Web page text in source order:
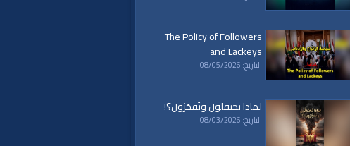
al waqiah
|
al waqiaa
|
al waqia سياسة حكم
how to
|
economy
|
politics
islam
The Policy of Followers
and Lackeys
التاريخ: 08/05/2026
لماذا تحتفلون وتَفجُرُون؟!
التاريخ: 08/03/2026